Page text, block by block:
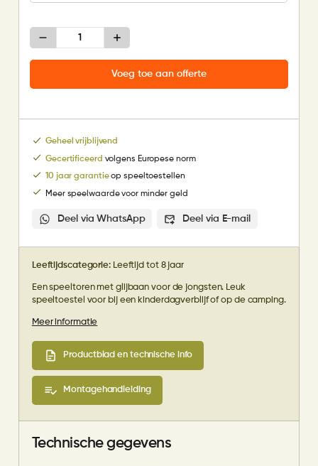
Combinatietoestel
Voeg toe aan offerte
Geheel vrijblijvend
Gecertificeerd volgens Europese norm
10 jaar garantieop speeltoestellen
Meer speelwaarde voor minder geld
Deel via WhatsApp Deel via E-mail
Leeftijdscategorie:Leeftijd tot 8 jaar
Een speeltoren met glijbaan voor de jongsten. Leuk
speeltoestel voor bij een kinderdagverblijf of op de camping.
Meer informatie
Productblad en technische info
Montagehandleiding
Technische gegevens